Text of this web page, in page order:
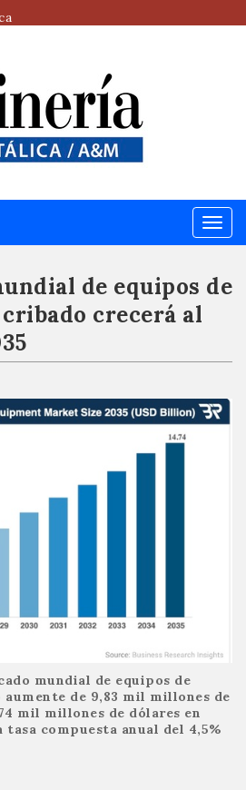
Menú
de equipos de
crecerá al
mundial de equipos de
de 9,83 mil millones de
mil millones de dólares en
tasa compuesta anual del 4,5%